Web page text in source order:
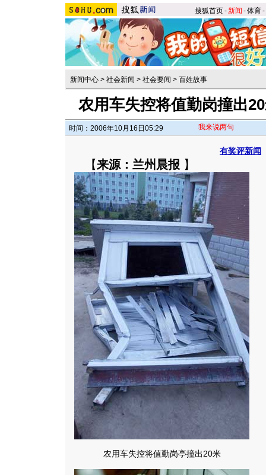
搜狐首页-新闻 -体育-
新闻中心 > 社会新闻 > 社会要闻 > 百姓故事
农用车失控将值勤岗撞出
时间：2006年10月16日05:29 我来说两句
有奖评新闻
【来源：兰州晨报 】
农用车失控将值勤岗亭撞出20米